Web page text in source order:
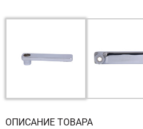
ОПИСАНИЕ ТОВАРА